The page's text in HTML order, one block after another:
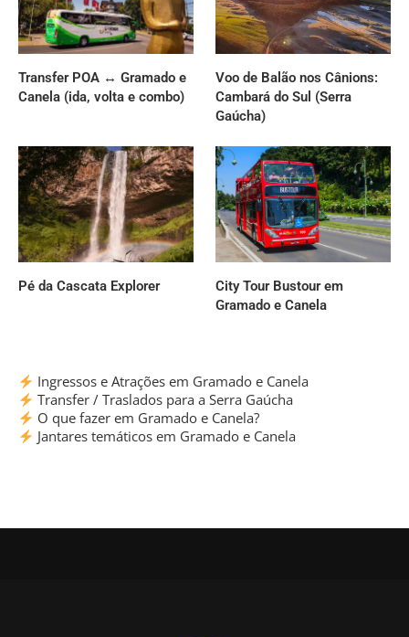
Transfer POA ↔ Gramado e
Canela (ida, volta e combo)
Voo de Balão nos Cânions:
Cambará do Sul (Serra
Gaúcha)
Pé da Cascata Explorer
City Tour Bustour em
Gramado e Canela
Ingressos e Atrações em Gramado e Canela
Transfer / Traslados para a Serra Gaúcha
O que fazer em Gramado e Canela?
Jantares temáticos em Gramado e Canela